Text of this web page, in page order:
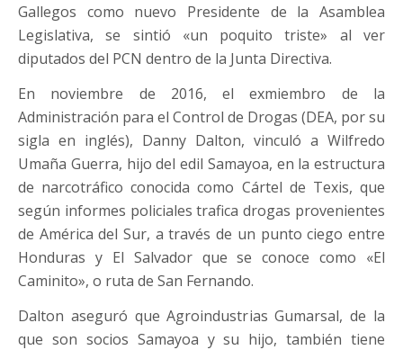
Gallegos como nuevo Presidente de la Asamblea
Legislativa, se sintió «un poquito triste» al ver
diputados del PCN dentro de la Junta Directiva.
En noviembre de 2016, el exmiembro de la
Administración para el Control de Drogas (DEA, por su
sigla en inglés), Danny Dalton, vinculó a Wilfredo
Umaña Guerra, hijo del edil Samayoa, en la estructura
de narcotráfico conocida como Cártel de Texis, que
según informes policiales trafica drogas provenientes
de América del Sur, a través de un punto ciego entre
Honduras y El Salvador que se conoce como «El
Caminito», o ruta de San Fernando.
Dalton aseguró que Agroindustrias Gumarsal, de la
que son socios Samayoa y su hijo, también tiene